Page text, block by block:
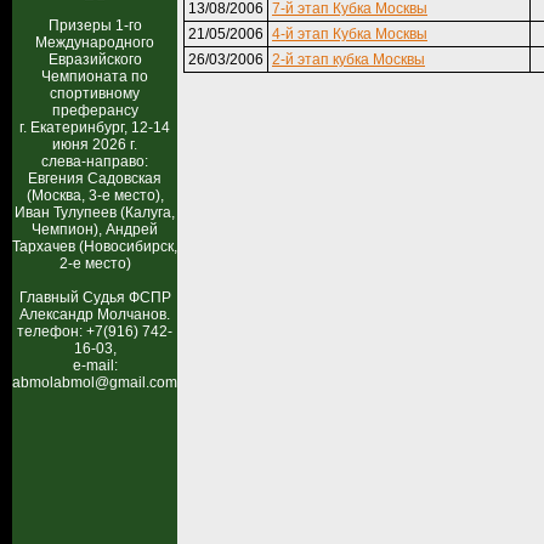
Призеры 1-го
Международного
Евразийского
Чемпионата по
спортивному
преферансу
г. Екатеринбург, 12-14
июня 2026 г.
слева-направо:
Евгения Садовская
(Москва, 3-е место),
Иван Тулупеев (Калуга,
Чемпион), Андрей
Тархачев (Новосибирск,
2-е место)
Главный Судья ФСПР
Александр Молчанов.
телефон: +7(916) 742-
16-03,
e-mail:
abmolabmol@gmail.com
13/08/2006 7-й этап Кубка Москвы
21/05/2006 4-й этап Кубка Москвы
26/03/2006 2-й этап кубка Москвы